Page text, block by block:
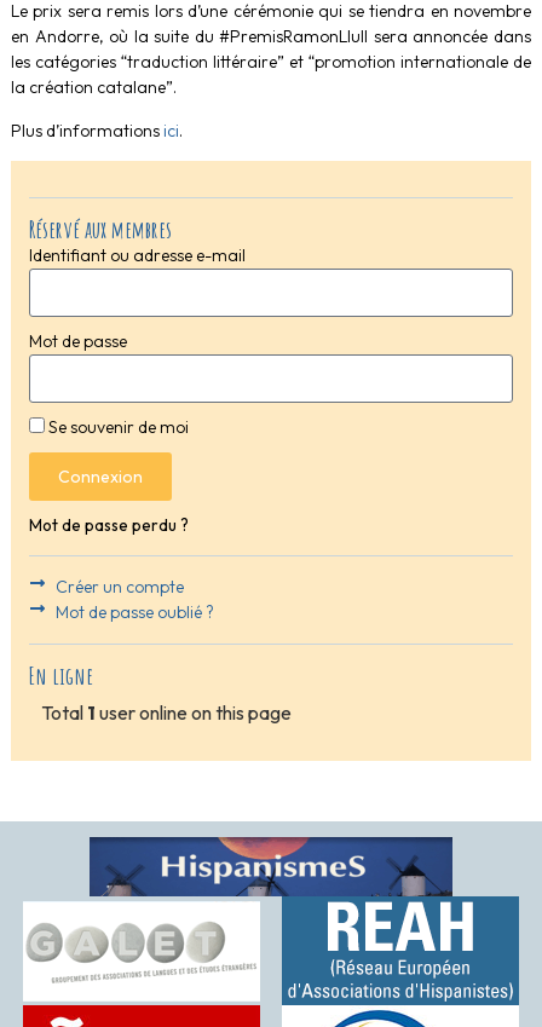
Réservé aux membres
Identifiant ou adresse e-mail
Mot de passe
Se souvenir de moi
Connexion
Mot de passe perdu ?
Créer un compte
Mot de passe oublié ?
En ligne
Total 1 user online on this page
Le prix sera remis lors d’une cérémonie qui se tiendra en novembre
en Andorre, où la suite du #PremisRamonLlull sera annoncée dans
les catégories “traduction littéraire” et “promotion internationale de
la création catalane”.
Plus d’informations ici.